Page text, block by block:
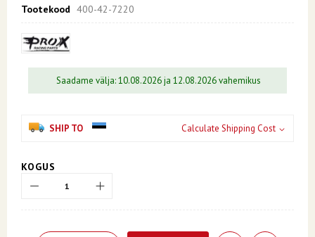
Tootekood 400-42-7220
Saadame välja: 10.08.2026 ja 12.08.2026 vahemikus
SHIP TO Calculate Shipping Cost
KOGUS